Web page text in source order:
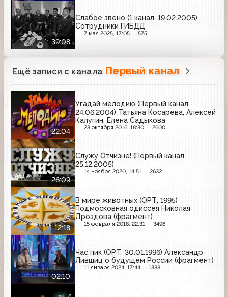
39:08
Слабое звено (1 канал, 19.02.2005)
Сотрудники ГИБДД
7 мая 2025, 17:05 575
Ещё записи с канала Первый канал
22:04
Угадай мелодию (Первый канал,
24.06.2004) Татьяна Косарева, Алексей
Калугин, Елена Садыкова
23 октября 2016, 18:30 2600
26:09
Служу Отчизне! (Первый канал,
25.12.2005)
14 ноября 2020, 14:51 2632
12:18
В мире животных (ОРТ, 1995)
Подмосковная одиссея Николая
Дроздова (фрагмент)
15 февраля 2018, 22:31 3496
02:10
Час пик (ОРТ, 30.01.1996) Александр
Лившиц о будущем России (фрагмент)
11 января 2024, 17:44 1388